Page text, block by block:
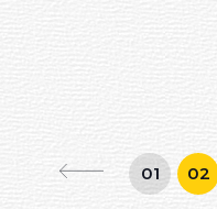
01 02